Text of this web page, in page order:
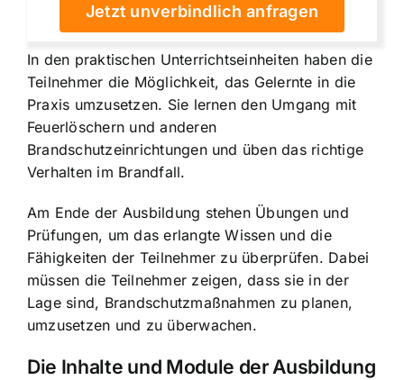
Jetzt unverbindlich anfragen
In den praktischen Unterrichtseinheiten haben die
Teilnehmer die Möglichkeit, das Gelernte in die
Praxis umzusetzen. Sie lernen den Umgang mit
Feuerlöschern und anderen
Brandschutzeinrichtungen und üben das richtige
Verhalten im Brandfall.
Am Ende der Ausbildung stehen Übungen und
Prüfungen, um das erlangte Wissen und die
Fähigkeiten der Teilnehmer zu überprüfen. Dabei
müssen die Teilnehmer zeigen, dass sie in der
Lage sind, Brandschutzmaßnahmen zu planen,
umzusetzen und zu überwachen.
Die Inhalte und Module der Ausbildung